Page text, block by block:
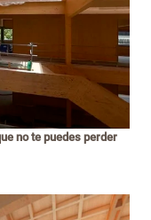
no te puedes perder